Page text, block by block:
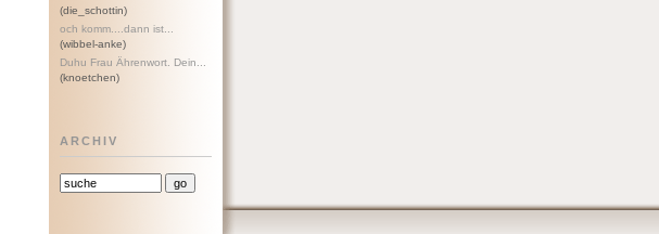
(die_schottin)
och komm....dann ist...
(wibbel-anke)
Duhu Frau Ährenwort. Dein...
(knoetchen)
ARCHIV